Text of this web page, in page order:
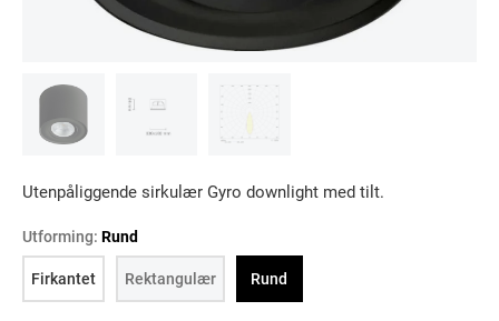
Utenpåliggende sirkulær Gyro downlight med tilt.
Utforming: Rund
Firkantet
Rektangulær Rund